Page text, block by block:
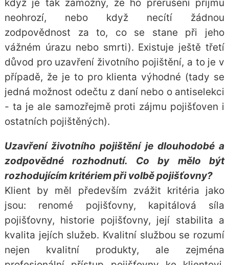
když je tak zámožný, že ho přerušení příjmu
neohrozí, nebo když necítí žádnou
zodpovědnost za to, co se stane při jeho
vážném úrazu nebo smrti). Existuje ještě třetí
důvod pro uzavření životního pojištění, a to je v
případě, že je to pro klienta výhodné (tady se
jedná možnost odečtu z daní nebo o antiselekci
- ta je ale samozřejmě proti zájmu pojišťoven i
ostatních pojištěných).
Uzavření životního pojištění je dlouhodobé a
zodpovědné rozhodnutí. Co by mělo být
rozhodujícím kritériem při volbě pojišťovny?
Klient by měl především zvážit kritéria jako
jsou: renomé pojišťovny, kapitálová síla
pojišťovny, historie pojišťovny, její stabilita a
kvalita jejích služeb. Kvalitní službou se rozumí
nejen kvalitní produkty, ale zejména